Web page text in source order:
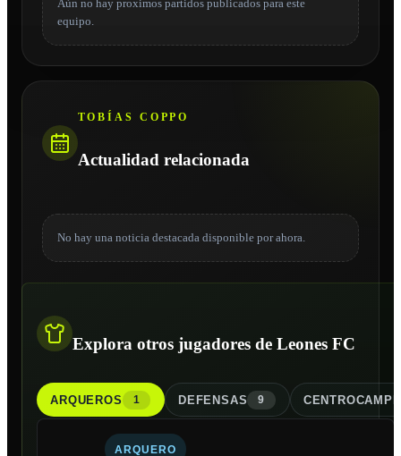
Aún no hay proximos partidos publicados para este
equipo.
TOBÍAS COPPO
Actualidad relacionada
No hay una noticia destacada disponible por ahora.
Explora otros jugadores de Leones FC
ARQUEROS 1 DEFENSAS 9
ARQUERO